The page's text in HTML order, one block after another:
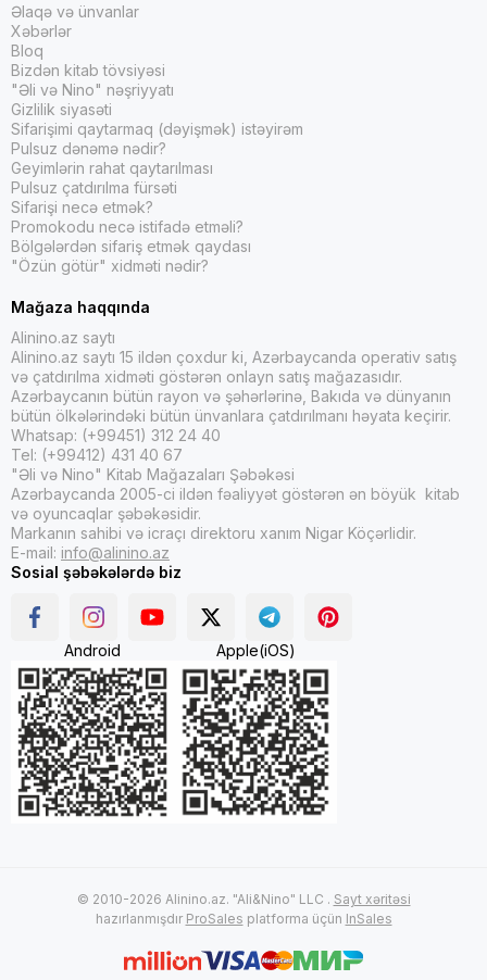
Əlaqə və ünvanlar
Xəbərlər
Bloq
Bizdən kitab tövsiyəsi
"Əli və Nino" nəşriyyatı
Gizlilik siyasəti
Sifarişimi qaytarmaq (dəyişmək) istəyirəm
Pulsuz dənəmə nədir?
Geyimlərin rahat qaytarılması
Pulsuz çatdırılma fürsəti
Sifarişi necə etmək?
Promokodu necə istifadə etməli?
Bölgələrdən sifariş etmək qaydası
"Özün götür" xidməti nədir?
Mağaza haqqında
Alinino.az saytı
Alinino.az saytı 15 ildən çoxdur ki, Azərbaycanda operativ satış
və çatdırılma xidməti göstərən onlayn satış mağazasıdır.
Azərbaycanın bütün rayon və şəhərlərinə, Bakıda və dünyanın
bütün ölkələrindəki bütün ünvanlara çatdırılmanı həyata keçirir.
Whatsap: (+99451) 312 24 40
Tel: (+99412) 431 40 67
"Əli və Nino" Kitab Mağazaları Şəbəkəsi
Azərbaycanda 2005-ci ildən fəaliyyət göstərən ən böyük kitab
və oyuncaqlar şəbəkəsidir.
Markanın sahibi və icraçı direktoru xanım Nigar Köçərlidir.
E-mail: info@alinino.az
Sosial şəbəkələrdə biz
Android Apple(iOS)
© 2010-2026 Alinino.az. "Ali&Nino" LLC . Sayt xəritəsi
hazırlanmışdır ProSales platforma üçün InSales